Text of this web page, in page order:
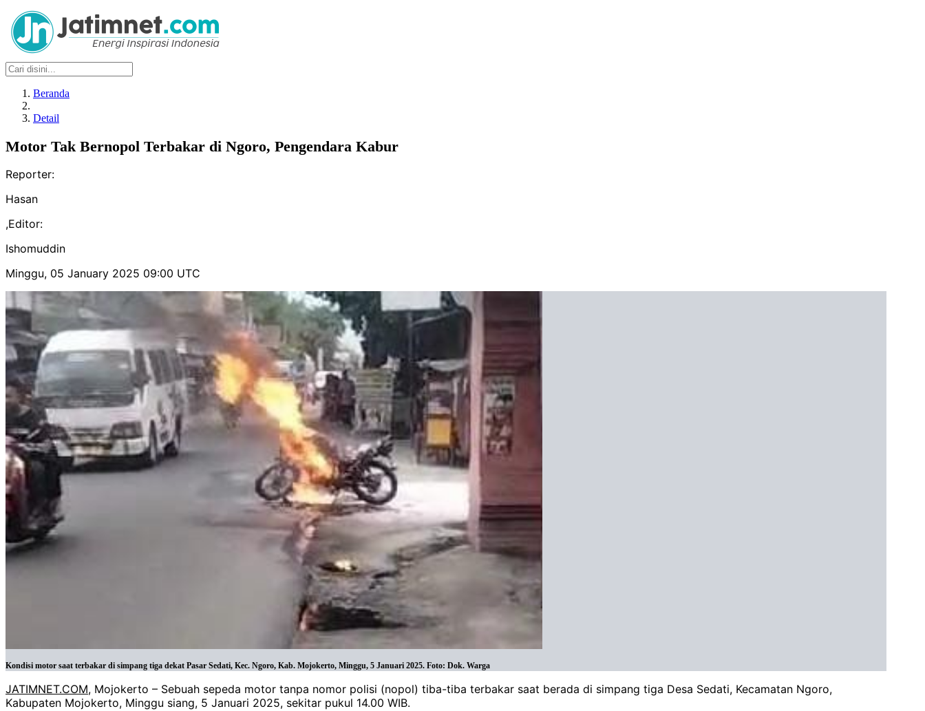
Beranda
Detail
Motor Tak Bernopol Terbakar di Ngoro, Pengendara Kabur
Reporter:
Hasan
,Editor:
Ishomuddin
Minggu, 05 January 2025 09:00 UTC
Kondisi motor saat terbakar di simpang tiga dekat Pasar Sedati, Kec. Ngoro, Kab. Mojokerto, Minggu, 5 Januari 2025. Foto: Dok. Warga
JATIMNET.COM, Mojokerto – Sebuah sepeda motor tanpa nomor polisi (nopol) tiba-tiba terbakar saat berada di simpang tiga Desa Sedati, Kecamatan Ngoro,
Kabupaten Mojokerto, Minggu siang, 5 Januari 2025, sekitar pukul 14.00 WIB.